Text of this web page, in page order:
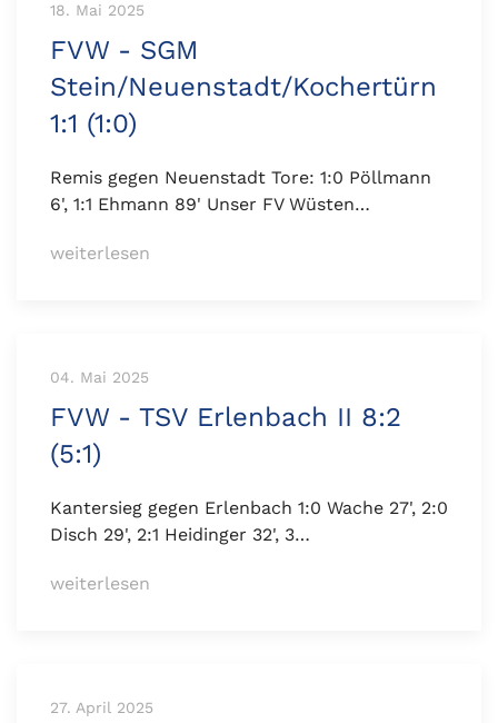
18. Mai 2025
FVW - SGM
Stein/Neuenstadt/Kochertürn
1:1 (1:0)
Remis gegen Neuenstadt Tore: 1:0 Pöllmann
6', 1:1 Ehmann 89' Unser FV Wüsten…
weiterlesen
04. Mai 2025
FVW - TSV Erlenbach II 8:2
(5:1)
Kantersieg gegen Erlenbach 1:0 Wache 27', 2:0
Disch 29', 2:1 Heidinger 32', 3…
weiterlesen
27. April 2025